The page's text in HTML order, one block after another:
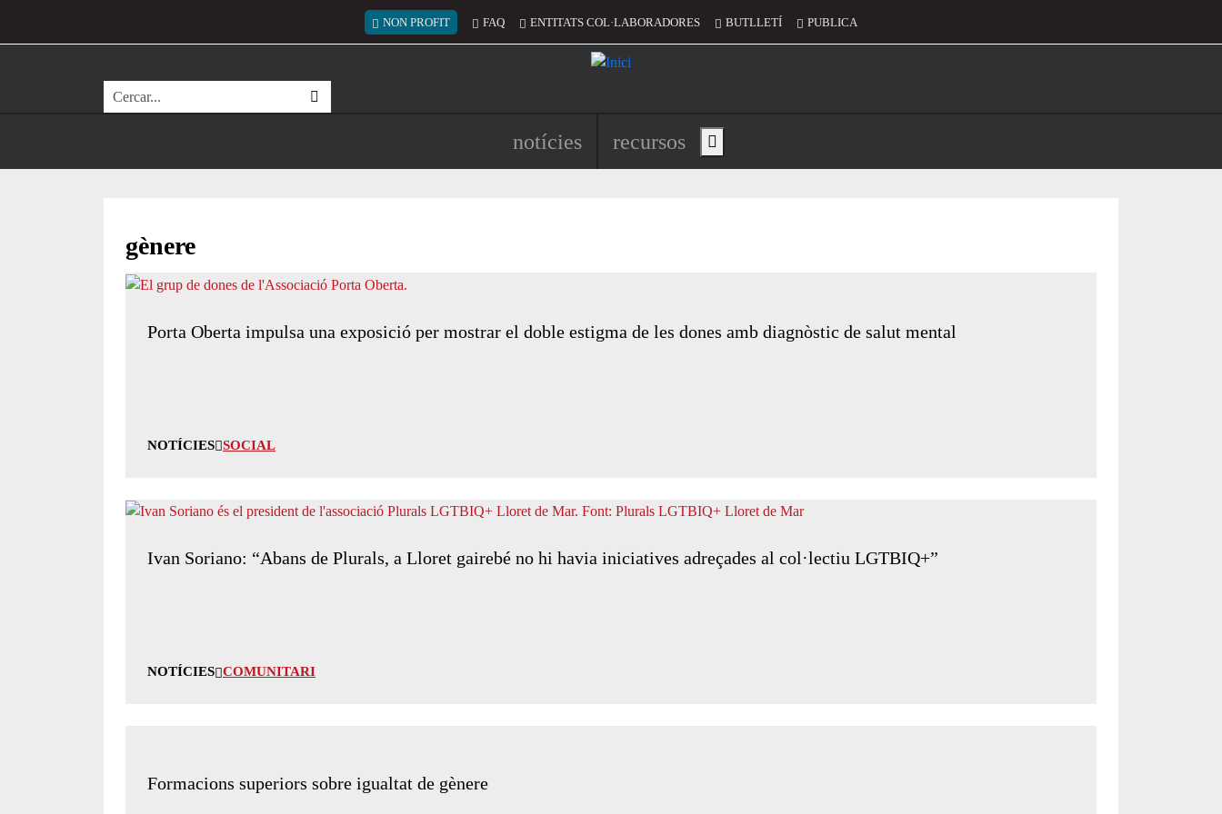
Menú del compte d'usuari
NON PROFIT FAQ ENTITATS COL·LABORADORES BUTLLETÍ PUBLICA
Cerca
Navegació principal de l'encapçalament
notícies recursos Show main menu
gènere
Porta Oberta impulsa una exposició per mostrar el doble estigma de les dones amb diagnòstic de salut mental
NOTÍCIES SOCIAL
Ivan Soriano: “Abans de Plurals, a Lloret gairebé no hi havia iniciatives adreçades al col·lectiu LGTBIQ+”
NOTÍCIES COMUNITARI
Formacions superiors sobre igualtat de gènere